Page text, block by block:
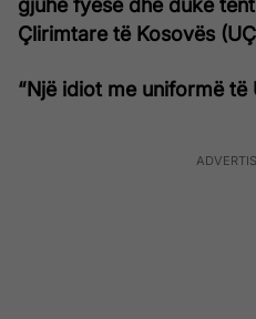
Çlirimtare të Kosovës
“Një idiot me uniformë të